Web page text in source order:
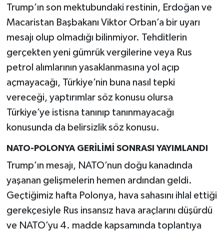
Trump’ın son mektubundaki restinin, Erdoğan ve
Macaristan Başbakanı Viktor Orban’a bir uyarı
mesajı olup olmadığı bilinmiyor. Tehditlerin
gerçekten yeni gümrük vergilerine veya Rus
petrol alımlarının yasaklanmasına yol açıp
açmayacağı, Türkiye’nin buna nasıl tepki
vereceği, yaptırımlar söz konusu olursa
Türkiye’ye istisna tanınıp tanınmayacağı
konusunda da belirsizlik söz konusu.
NATO-POLONYA GERİLİMİ SONRASI YAYIMLANDI
Trump’ın mesajı, NATO’nun doğu kanadında
yaşanan gelişmelerin hemen ardından geldi.
Geçtiğimiz hafta Polonya, hava sahasını ihlal ettiği
gerekçesiyle Rus insansız hava araçlarını düşürdü
ve NATO’yu 4. madde kapsamında toplantıya